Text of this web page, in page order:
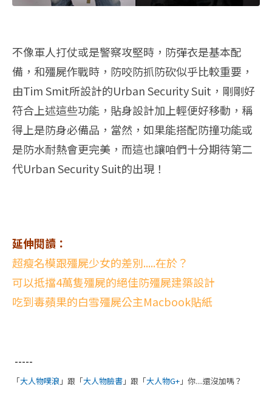
不像軍人打仗或是警察攻堅時，防彈衣是基本配
備，和殭屍作戰時，防咬防抓防砍似乎比較重要，
由Tim Smit所設計的Urban Security Suit，剛剛好
符合上述這些功能，貼身設計加上輕便好移動，稱
得上是防身必備品，當然，如果能搭配防撞功能或
是防水耐熱會更完美，而這也讓咱們十分期待第二
代Urban Security Suit的出現！
延伸閱讀：
超瘦名模跟殭屍少女的差別.....在於？
可以抵擋4萬隻殭屍的絕佳防殭屍建築設計
吃到毒蘋果的白雪殭屍公主Macbook貼紙
-----
「大人物噗浪 」跟「大人物臉書 」跟「大人物G+ 」你....還沒加嗎？